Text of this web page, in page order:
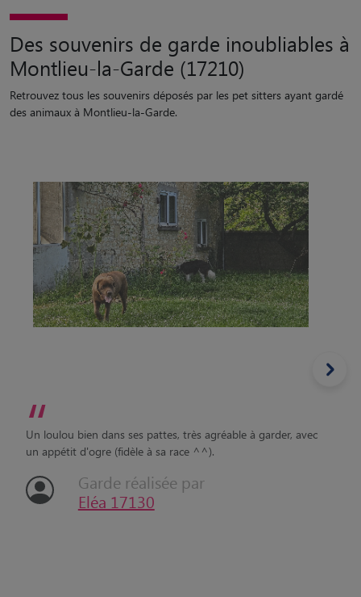
Des souvenirs de garde inoubliables à
Montlieu-la-Garde (17210)
Retrouvez tous les souvenirs déposés par les pet sitters ayant gardé
des animaux à Montlieu-la-Garde.
“
Un loulou bien dans ses pattes, très agréable à garder, avec
un appétit d'ogre (fidèle à sa race ^^).
Garde réalisée par
Eléa 17130